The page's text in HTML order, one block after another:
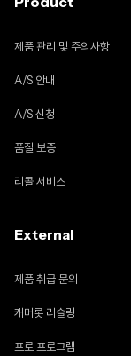
제품 관리 및 주의사항
A/S 안내
A/S 신청
품질 보증
리콜 서비스
External
제품 취급 문의
캐머롯 리슬링
프로 프로그램